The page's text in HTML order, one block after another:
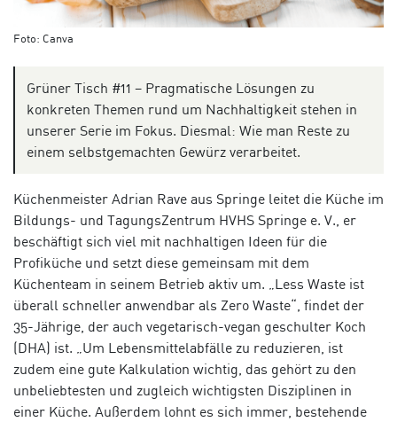
Foto: Canva
Grüner Tisch #11 – Pragmatische Lösungen zu
konkreten Themen rund um Nachhaltigkeit stehen in
unserer Serie im Fokus. Diesmal: Wie man Reste zu
einem selbstgemachten Gewürz verarbeitet.
Küchenmeister Adrian Rave aus Springe leitet die Küche im
Bildungs- und TagungsZentrum HVHS Springe e. V., er
beschäftigt sich viel mit nachhaltigen Ideen für die
Profiküche und setzt diese gemeinsam mit dem
Küchenteam in seinem Betrieb aktiv um. „Less Waste ist
überall schneller anwendbar als Zero Waste“, findet der
35-Jährige, der auch vegetarisch-vegan geschulter Koch
(DHA) ist. „Um Lebensmittelabfälle zu reduzieren, ist
zudem eine gute Kalkulation wichtig, das gehört zu den
unbeliebtesten und zugleich wichtigsten Disziplinen in
einer Küche. Außerdem lohnt es sich immer, bestehende